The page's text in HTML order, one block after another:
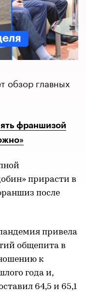
обзор главных
франшизой
прирасти в
после
привела
общепита в
к
года и,
64,5 и 65,1